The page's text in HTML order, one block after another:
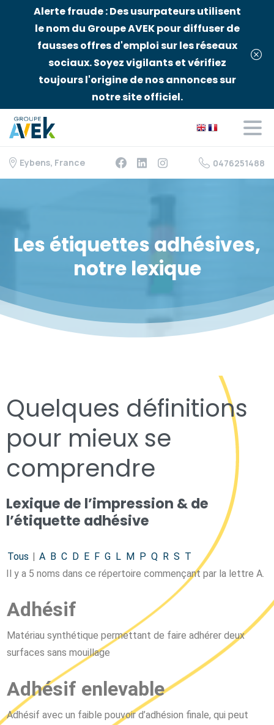
Alerte fraude : Des usurpateurs utilisent
le nom du Groupe AVEK pour diffuser de
fausses offres d'emploi sur les réseaux
sociaux. Soyez vigilants et vérifiez
toujours l'origine de nos annonces sur
notre site officiel.
Eybens, France 0476251488
Les étiquettes adhésives,
notre lexique
Quelques définitions
pour mieux se
comprendre
Lexique de l’impression & de
l’étiquette adhésive
Tous A B C D E F G L M P Q R S T
Il y a 5 noms dans ce répertoire commençant par la lettre A.
Adhésif
Matériau synthétique permettant de faire adhérer deux
surfaces sans mouillage
Adhésif enlevable
Adhésif avec un faible pouvoir d’adhésion finale, qui peut